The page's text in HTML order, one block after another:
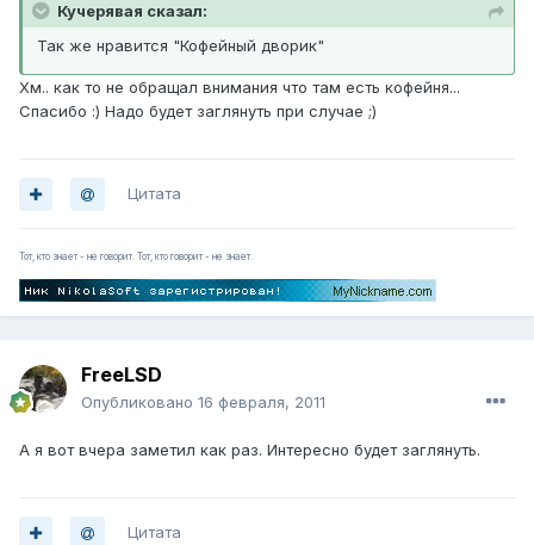
Кучерявая сказал:
Так же нравится "Кофейный дворик"
Хм.. как то не обращал внимания что там есть кофейня...
Спасибо :) Надо будет заглянуть при случае ;)
Цитата
Тот, кто знает - не говорит. Тот, кто говорит - не знает.
FreeLSD
Опубликовано 16 февраля, 2011
А я вот вчера заметил как раз. Интересно будет заглянуть.
Цитата